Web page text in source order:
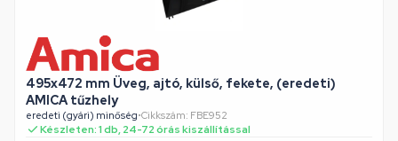
495x472 mm Üveg, ajtó, külső, fekete, (eredeti)
AMICA tűzhely
eredeti (gyári) minőség•Cikkszám: FBE952
Készleten: 1 db, 24-72 órás kiszállítással